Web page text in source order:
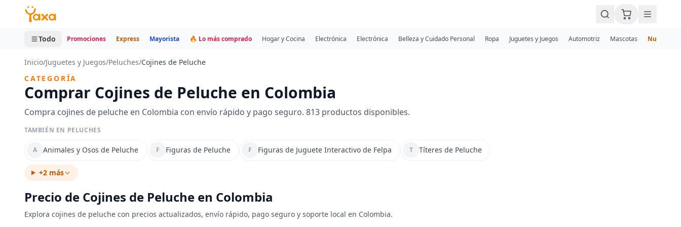
MINI CARRITO
0 productos
Todo Promociones Express Mayorista 🔥 Lo más comprado Hogar y Cocina Electrónica Electrónica Belleza y Cuidado Personal Ropa Juguetes y Juegos Automotriz Mascotas Nuevos
Inicio/Juguetes y Juegos/Peluches/Cojines de Peluche
CATEGORÍA
Comprar Cojines de Peluche en Colombia
Compra cojines de peluche en Colombia con envío rápido y pago seguro. 813 productos disponibles.
TAMBIÉN EN PELUCHES
A Animales y Osos de Peluche F Figuras de Peluche F Figuras de Juguete Interactivo de Felpa T Títeres de Peluche
+2 más
Precio de Cojines de Peluche en Colombia
Explora cojines de peluche con precios actualizados, envío rápido, pago seguro y soporte local en Colombia.